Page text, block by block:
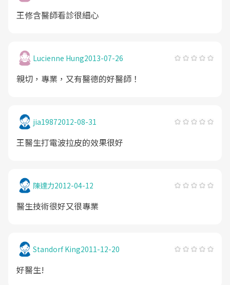
王修含醫師看診很細心
Lucienne Hung2013-07-26
親切，專業，又有醫德的好醫師！
jia19872012-08-31
王醫生打電波拉皮的效果很好
陳達力2012-04-12
醫生技術很好又很專業
Standorf King2011-12-20
好醫生!